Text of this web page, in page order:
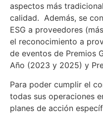
aspectos más
calidad. Además, se
ESG a proveedores
el reconocimiento a
de eventos de Premios
Año (2023 y 2025) y
Para poder cumplir el
todas sus operaciones
planes de acción